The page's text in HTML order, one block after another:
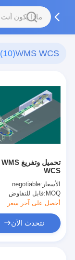
WMS WCS
(10)
تحميل وتفريغ WMS
WCS
الأسعار:negotiable
MOQ: قابل للتفاوض
أحصل على آخر سعر
نتحدث الآن